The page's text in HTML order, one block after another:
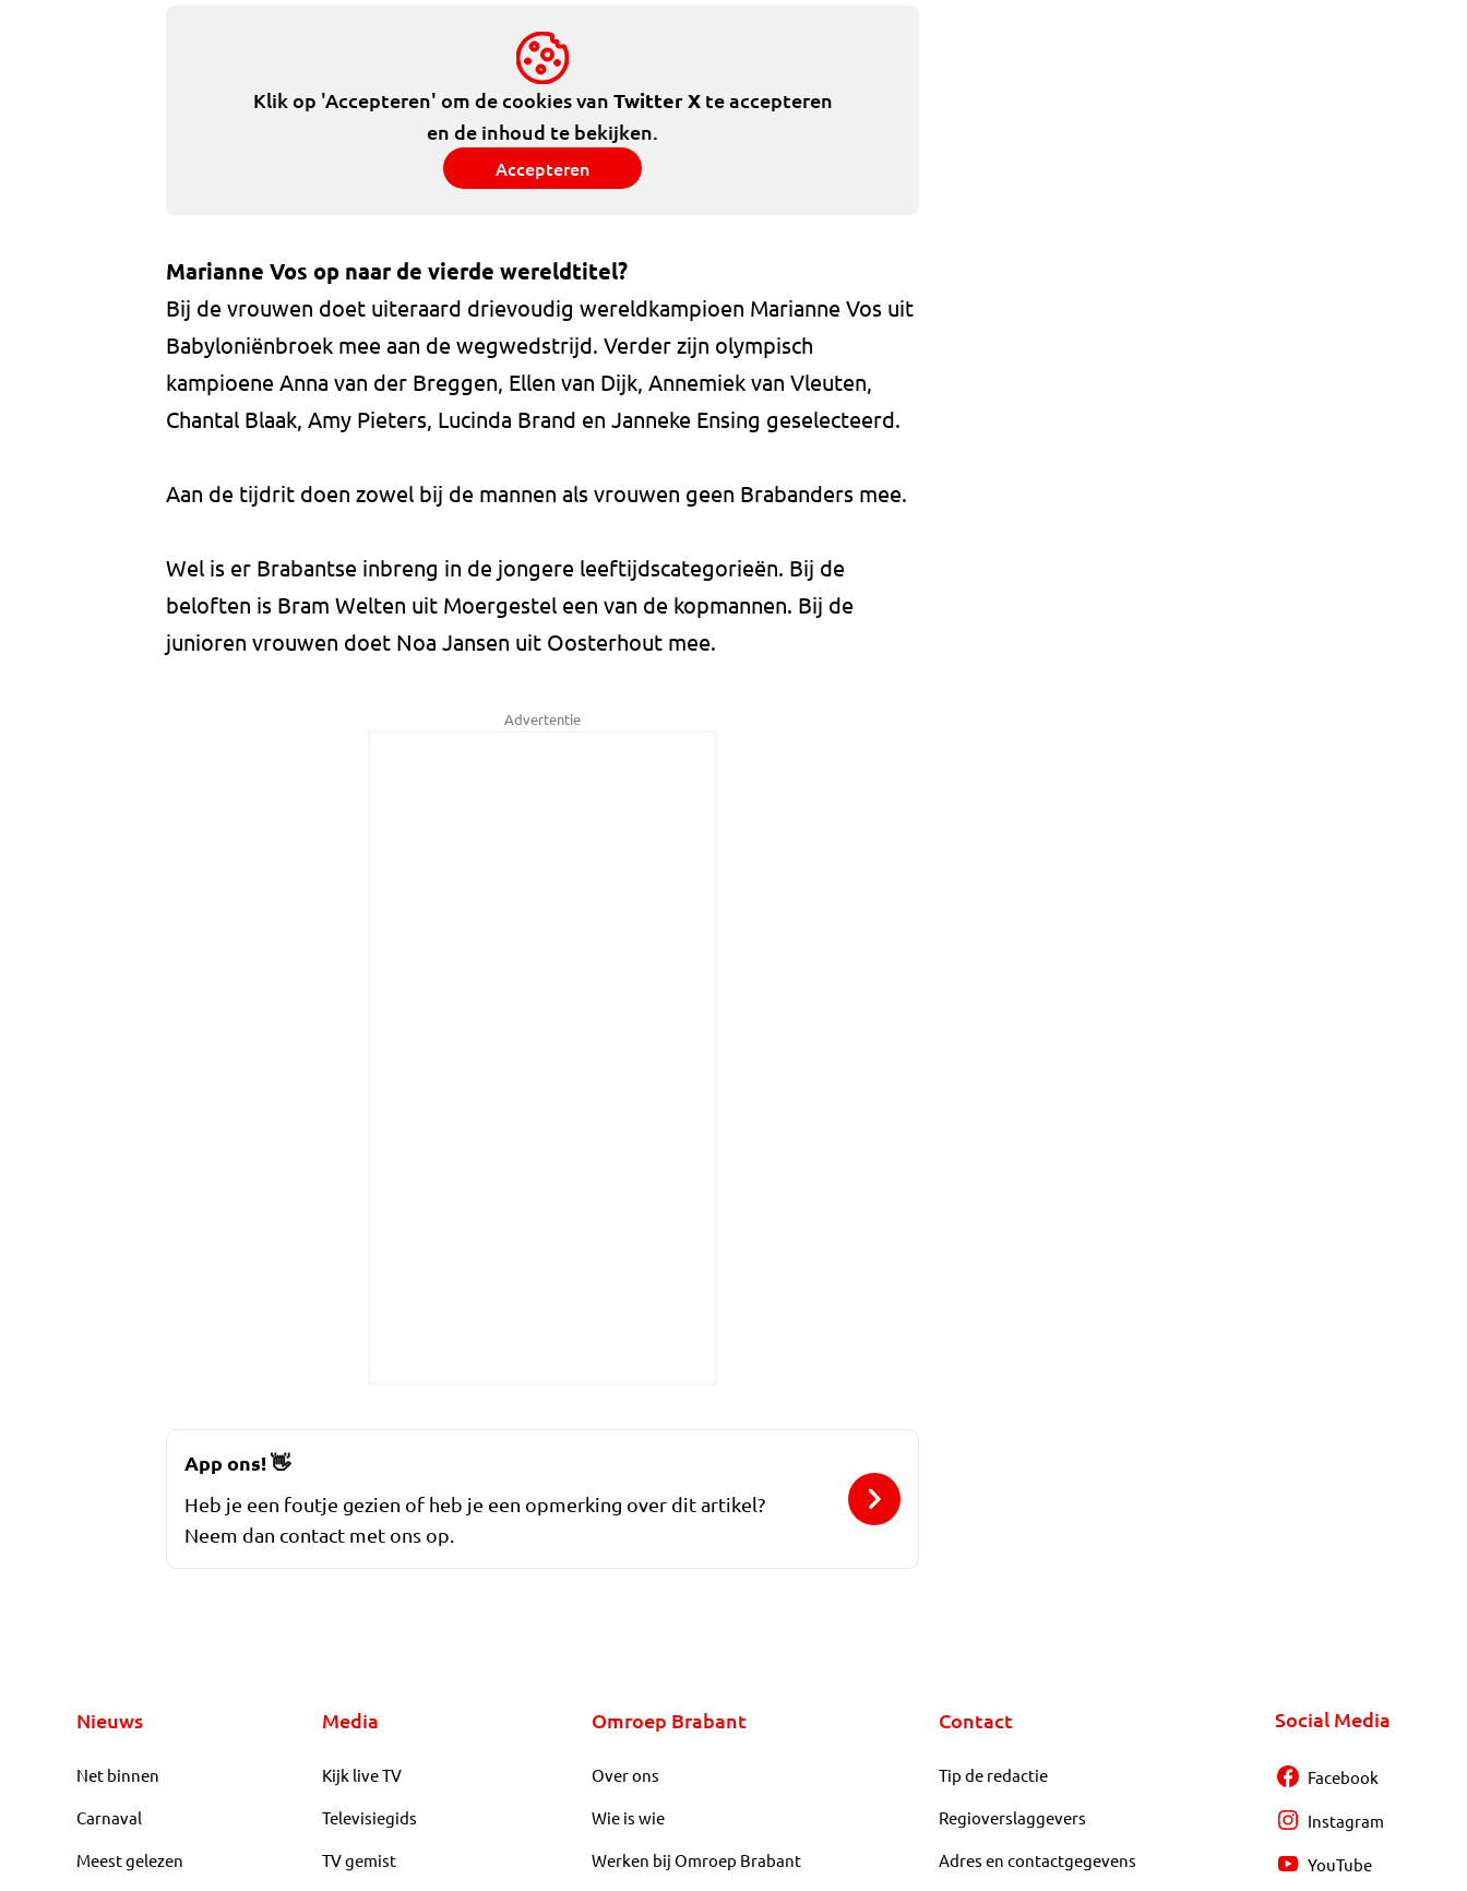
Klik op 'Accepteren' om de cookies van Twitter Xte accepteren
en de inhoud te bekijken.
Accepteren
Marianne Vos op naar de vierde wereldtitel?
Bij de vrouwen doet uiteraard drievoudig wereldkampioen Marianne Vos uit
Babyloniënbroek mee aan de wegwedstrijd. Verder zijn olympisch
kampioene Anna van der Breggen, Ellen van Dijk, Annemiek van Vleuten,
Chantal Blaak, Amy Pieters, Lucinda Brand en Janneke Ensing geselecteerd.
Aan de tijdrit doen zowel bij de mannen als vrouwen geen Brabanders mee.
Wel is er Brabantse inbreng in de jongere leeftijdscategorieën. Bij de
beloften is Bram Welten uit Moergestel een van de kopmannen. Bij de
junioren vrouwen doet Noa Jansen uit Oosterhout mee.
Advertentie
App ons!👋
Heb je een foutje gezien of heb je een opmerking over dit artikel?
Neem dan contact met ons op.
Nieuws
Net binnen
Carnaval
Meest gelezen
Media
Kijk live TV
Televisiegids
TV gemist
Omroep Brabant
Over ons
Wie is wie
Werken bij Omroep Brabant
Contact
Tip de redactie
Regioverslaggevers
Adres en contactgegevens
Social Media
Facebook
Instagram
YouTube